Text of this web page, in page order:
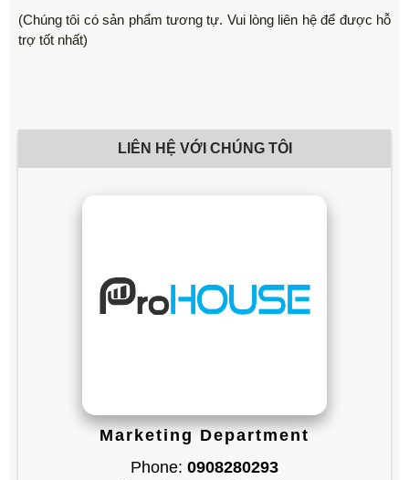
(Chúng tôi có sản phẩm tương tự. Vui lòng liên hệ để được hỗ
trợ tốt nhất)
LIÊN HỆ VỚI CHÚNG TÔI
Marketing Department
Phone: 0908280293